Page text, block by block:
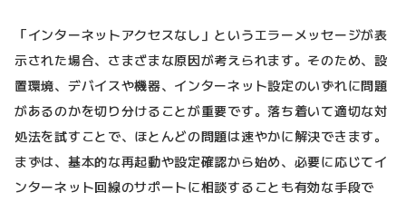
「インターネットアクセスなし」というエラーメッセージが表
示された場合、さまざまな原因が考えられます。そのため、設
置環境、デバイスや機器、インターネット設定のいずれに問題
があるのかを切り分けることが重要です。落ち着いて適切な対
処法を試すことで、ほとんどの問題は速やかに解決できます。
まずは、基本的な再起動や設定確認から始め、必要に応じてイ
ンターネット回線のサポートに相談することも有効な手段で